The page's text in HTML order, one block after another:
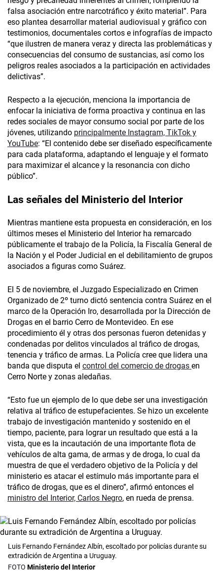
falsa asociación entre narcotráfico y éxito material”. Para
eso plantea desarrollar material audiovisual y gráfico con
testimonios, documentales cortos e infografías de impacto
“que ilustren de manera veraz y directa las problemáticas y
consecuencias del consumo de sustancias, así como los
peligros reales asociados a la participación en actividades
delictivas”.
Respecto a la ejecución, menciona la importancia de
enfocar la iniciativa de forma proactiva y continua en las
redes sociales de mayor consumo social por parte de los
jóvenes, utilizando principalmente Instagram, TikTok y
YouTube: “El contenido debe ser diseñado específicamente
para cada plataforma, adaptando el lenguaje y el formato
para maximizar el alcance y la resonancia con dicho
público”.
Las señales del Ministerio del Interior
Mientras mantiene esta propuesta en consideración, en los
últimos meses el Ministerio del Interior ha remarcado
públicamente el trabajo de la Policía, la Fiscalía General de
la Nación y el Poder Judicial en el debilitamiento de grupos
asociados a figuras como Suárez.
El 5 de noviembre, el Juzgado Especializado en Crimen
Organizado de 2º turno dictó sentencia contra Suárez en el
marco de la Operación Iro, desarrollada por la Dirección de
Drogas en el barrio Cerro de Montevideo. En ese
procedimiento él y otras dos personas fueron detenidas y
condenadas por delitos vinculados al tráfico de drogas,
tenencia y tráfico de armas. La Policía cree que lidera una
banda que disputa el control del comercio de drogas en
Cerro Norte y zonas aledañas.
“Esto fue un ejemplo de lo que debe ser una investigación
relativa al tráfico de estupefacientes. Se hizo un excelente
trabajo de investigación mantenido y sostenido en el
tiempo, paciente, para lograr un resultado que está a la
vista, que es la incautación de una importante flota de
vehículos de alta gama, de armas y de droga, lo cual da
muestra de que el verdadero objetivo de la Policía y del
ministerio es atacar el estímulo más importante para el
tráfico de drogas, que es el dinero”, afirmó entonces el
ministro del Interior, Carlos Negro, en rueda de prensa.
Luis Fernando Fernández Albín, escoltado por policías durante su
extradición de Argentina a Uruguay.
Ministerio del Interior